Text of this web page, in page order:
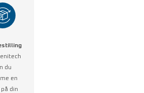
du
en
din